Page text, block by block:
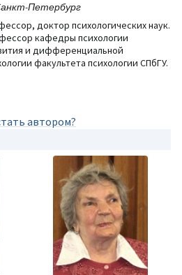
Петербург
доктор психологических наук.
кафедры психологии
и дифференциальной
факультета психологии СПбГУ.
автором?